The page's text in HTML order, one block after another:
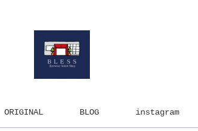
ORIGINAL BLOG instagram